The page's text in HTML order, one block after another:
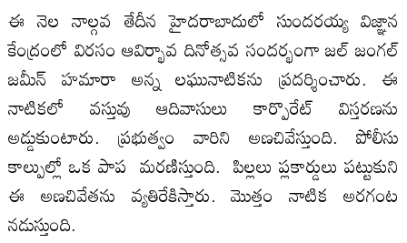
ఈ నెల నాల్గవ తేదీన హైదరాబాదులో సుందరయ్య విజ్ఞాన
కేంద్రంలో విరసం ఆవిర్భావ దినోత్సవ సందర్భంగా జల్‌ జంగల్‌
జమీన్‌ హమారా అన్న లఘునాటికను ప్రదర్శించారు. ఈ
నాటికలో వస్తువు ఆదివాసులు కార్పొరేట్‌ విస్తరణను
అడ్డుకుంటారు. ప్రభుత్వం వారిని అణచివేస్తుంది. పోలీసు
కాల్పుల్లో ఒక పాప మరణిస్తుంది. పిల్లలు ప్లకార్డులు పట్టుకుని
ఈ అణచివేతను వ్యతిరేకిస్తారు. మొత్తం నాటిక అరగంట
నడుస్తుంది.